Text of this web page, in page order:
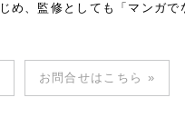
め、監修としても「マンガ
お問合せはこちら »